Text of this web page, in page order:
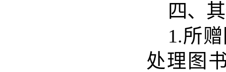
四、
1.所
处理图